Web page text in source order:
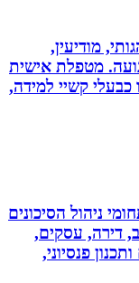
מודיעין,
מטפלת אישית
קשיי למידה,
ניהול הסיכונים
עסקים,
פנסיוני,